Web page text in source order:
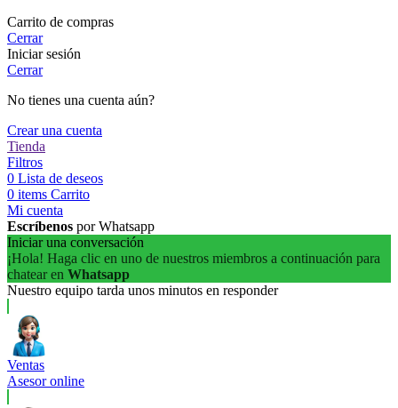
Carrito de compras
Cerrar
Iniciar sesión
Cerrar
No tienes una cuenta aún?
Crear una cuenta
Tienda
Filtros
0 Lista de deseos
0 items Carrito
Mi cuenta
Escríbenos por Whatsapp
Iniciar una conversación
¡Hola! Haga clic en uno de nuestros miembros a continuación para
chatear en Whatsapp
Nuestro equipo tarda unos minutos en responder
Ventas
Asesor online